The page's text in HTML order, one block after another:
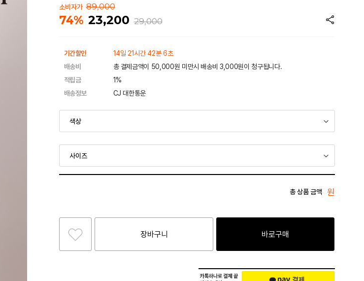
소비자가 89,000
74% 23,200 29,000
기간할인
14일 21시간 42분 6초
배송비
총 결제금액이 50,000원 미만시 배송비 3,000원이 청구됩니다.
적립금
1%
배송정보
CJ 대한통운
총 상품 금액 원
장바구니 바로구매